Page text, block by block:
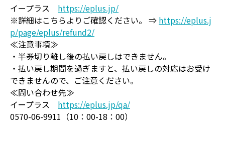
イープラス https://eplus.jp/
※詳細はこちらよりご確認ください。 ⇒ https://eplus.j
p/page/eplus/refund2/
≪注意事項≫
・半券切り離し後の払い戻しはできません。
・払い戻し期間を過ぎますと、払い戻しの対応はお受け
できませんので、ご注意ください。
≪問い合わせ先≫
イープラス https://eplus.jp/qa/
0570-06-9911（10：00-18：00）